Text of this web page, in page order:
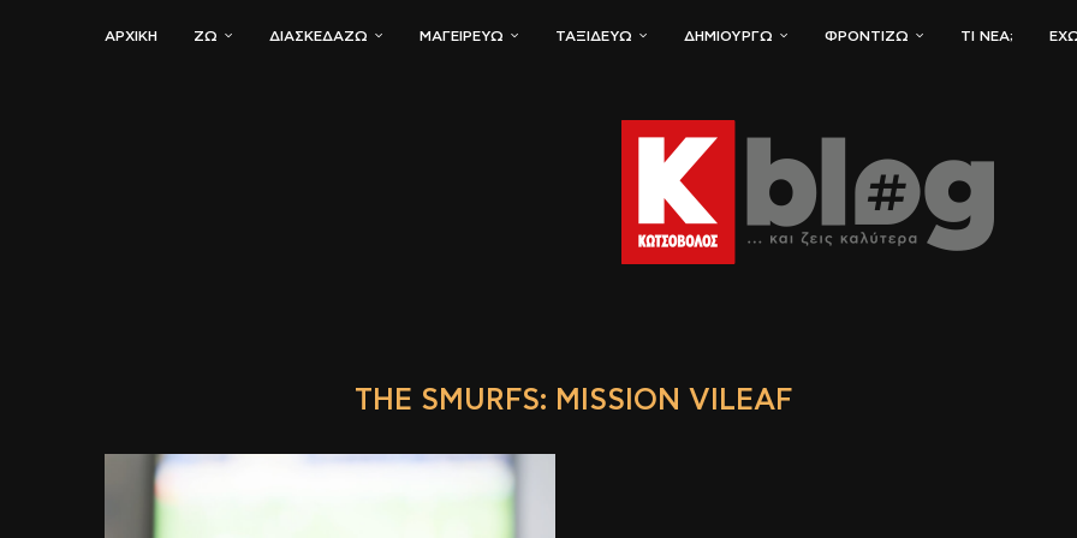
ΑΡΧΙΚΗ ΖΏ ΔΙΑΣΚΕΔΆΖΩ ΜΑΓΕΙΡΕΎΩ ΤΑΞΙΔΕΎΩ ΔΗΜΙΟΥΡΓΏ ΦΡΟΝΤΊΖΩ ΤΙ ΝΈΑ;
THE SMURFS: MISSION VILEAF